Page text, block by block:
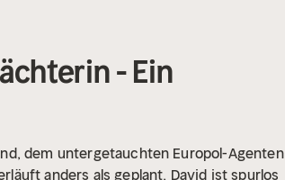
- Ein
dem untergetauchten Europol-Agenten
anders als geplant. David ist spurlos